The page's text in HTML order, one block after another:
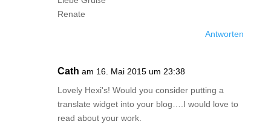
Renate
Antworten
Cath am 16. Mai 2015 um 23:38
Lovely Hexi's! Would you consider putting a
translate widget into your blog….I would love to
read about your work.